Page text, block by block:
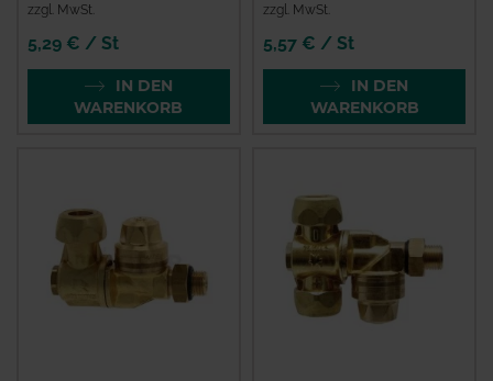
zzgl. MwSt.
5,29 € / St
IN DEN
WARENKORB
zzgl. MwSt.
5,57 € / St
IN DEN
WARENKORB